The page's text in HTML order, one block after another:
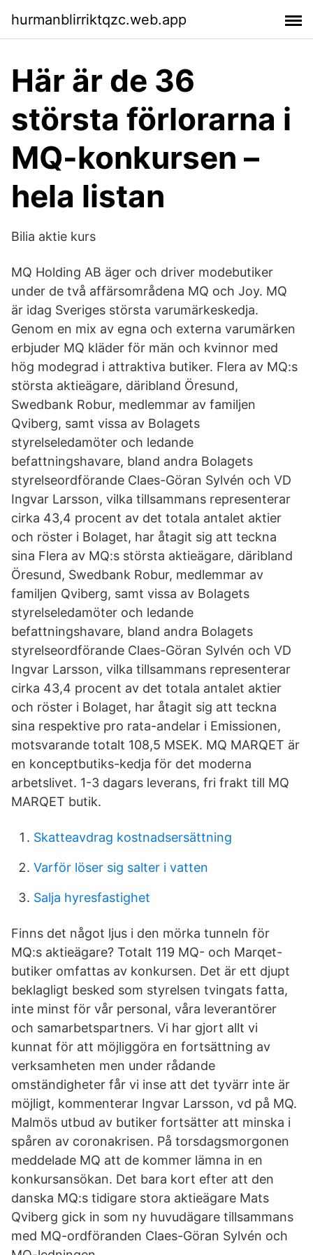
hurmanblirriktqzc.web.app
Här är de 36
största förlorarna i
MQ-konkursen –
hela listan
Bilia aktie kurs
MQ Holding AB äger och driver modebutiker
under de två affärsområdena MQ och Joy. MQ
är idag Sveriges största varumärkeskedja.
Genom en mix av egna och externa varumärken
erbjuder MQ kläder för män och kvinnor med
hög modegrad i attraktiva butiker. Flera av MQ:s
största aktieägare, däribland Öresund,
Swedbank Robur, medlemmar av familjen
Qviberg, samt vissa av Bolagets
styrelseledamöter och ledande
befattningshavare, bland andra Bolagets
styrelseordförande Claes-Göran Sylvén och VD
Ingvar Larsson, vilka tillsammans representerar
cirka 43,4 procent av det totala antalet aktier
och röster i Bolaget, har åtagit sig att teckna
sina Flera av MQ:s största aktieägare, däribland
Öresund, Swedbank Robur, medlemmar av
familjen Qviberg, samt vissa av Bolagets
styrelseledamöter och ledande
befattningshavare, bland andra Bolagets
styrelseordförande Claes-Göran Sylvén och VD
Ingvar Larsson, vilka tillsammans representerar
cirka 43,4 procent av det totala antalet aktier
och röster i Bolaget, har åtagit sig att teckna
sina respektive pro rata-andelar i Emissionen,
motsvarande totalt 108,5 MSEK. MQ MARQET är
en konceptbutiks-kedja för det moderna
arbetslivet. 1-3 dagars leverans, fri frakt till MQ
MARQET butik.
Skatteavdrag kostnadsersättning
Varför löser sig salter i vatten
Salja hyresfastighet
Finns det något ljus i den mörka tunneln för
MQ:s aktieägare? Totalt 119 MQ- och Marqet-
butiker omfattas av konkursen. Det är ett djupt
beklagligt besked som styrelsen tvingats fatta,
inte minst för vår personal, våra leverantörer
och samarbetspartners. Vi har gjort allt vi
kunnat för att möjliggöra en fortsättning av
verksamheten men under rådande
omständigheter får vi inse att det tyvärr inte är
möjligt, kommenterar Ingvar Larsson, vd på MQ.
Malmös utbud av butiker fortsätter att minska i
spåren av coronakrisen. På torsdagsmorgonen
meddelade MQ att de kommer lämna in en
konkursansökan. Det bara kort efter att den
danska MQ:s tidigare stora aktieägare Mats
Qviberg gick in som ny huvudägare tillsammans
med MQ-ordföranden Claes-Göran Sylvén och